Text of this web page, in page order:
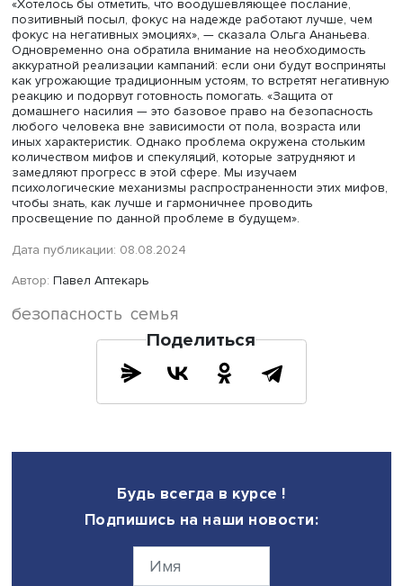
различие в установках респондентов по отношению к
домашнему насилию в зависимости от региона
но, предположительно, жители сельской местности и
городов могут по-разному относиться к этой проблеме.
Вероятно, на установки может влиять наличие в
городах большего количества служб помощи и
пострадавших. Также на допустимость насилия и
помогать могут влиять образование и уровень доходов
респондентов.
отношению к домашнему насилию (к проблеме,
регулированию) позволит изучить динамику